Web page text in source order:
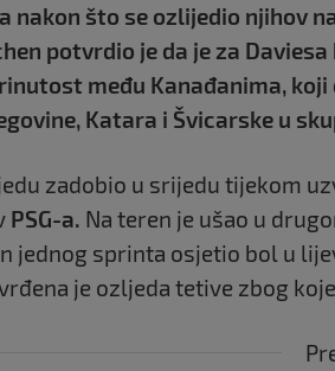
nakon što se ozlijedio njihov
potvrdio je da je za
među Kanađanima,
Katara i Švicarske u
zadobio u srijedu tijekom
PSG-a. Na teren je ušao u
jednog sprinta osjetio bol u
je ozljeda tetive zbog